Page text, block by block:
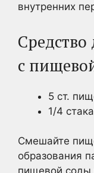
внутренних
с
5 ст.
1/4
Смешайте
образования
пищевой соды